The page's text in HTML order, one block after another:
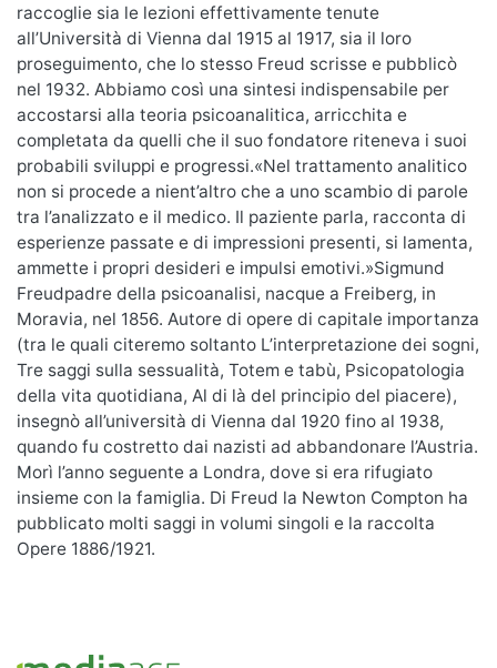
raccoglie sia le lezioni effettivamente tenute
all’Università di Vienna dal 1915 al 1917, sia il loro
proseguimento, che lo stesso Freud scrisse e pubblicò
nel 1932. Abbiamo così una sintesi indispensabile per
accostarsi alla teoria psicoanalitica, arricchita e
completata da quelli che il suo fondatore riteneva i suoi
probabili sviluppi e progressi.«Nel trattamento analitico
non si procede a nient’altro che a uno scambio di parole
tra l’analizzato e il medico. Il paziente parla, racconta di
esperienze passate e di impressioni presenti, si lamenta,
ammette i propri desideri e impulsi emotivi.»Sigmund
Freudpadre della psicoanalisi, nacque a Freiberg, in
Moravia, nel 1856. Autore di opere di capitale importanza
(tra le quali citeremo soltanto L’interpretazione dei sogni,
Tre saggi sulla sessualità, Totem e tabù, Psicopatologia
della vita quotidiana, Al di là del principio del piacere),
insegnò all’università di Vienna dal 1920 fino al 1938,
quando fu costretto dai nazisti ad abbandonare l’Austria.
Morì l’anno seguente a Londra, dove si era rifugiato
insieme con la famiglia. Di Freud la Newton Compton ha
pubblicato molti saggi in volumi singoli e la raccolta
Opere 1886/1921.